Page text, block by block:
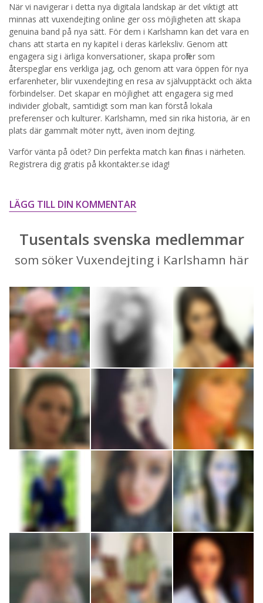
Genom att registrera godkänner jag Villkoren
Sekretesspolicyn. Jag godkänner att ta emot information och
reklam via e-post från hemsidans operatörer. Jag kan dra
tillbaka godkännande när jag vill.
STARTA NU!
När vi navigerar i detta nya digitala landskap är det viktigt att
minnas att vuxendejting online ger oss möjligheten att skapa
genuina band på nya sätt. För dem i Karlshamn kan det vara en
chans att starta en ny kapitel i deras kärleksliv. Genom att
engagera sig i ärliga konversationer, skapa profiler som
återspeglar ens verkliga jag, och genom att vara öppen för nya
erfarenheter, blir vuxendejting en resa av självupptäckt och äkta
förbindelser. Det skapar en möjlighet att engagera sig med
individer globalt, samtidigt som man kan förstå lokala
preferenser och kulturer. Karlshamn, med sin rika historia, är en
plats där gammalt möter nytt, även inom dejting.
Varför vänta på ödet? Din perfekta match kan finnas i närheten.
Registrera dig gratis på kkontakter.se idag!
LÄGG TILL DIN KOMMENTAR
Tusentals svenska medlemmar
som söker Vuxendejting i Karlshamn här